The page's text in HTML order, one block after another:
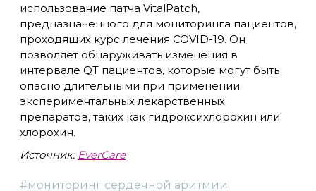
использование патча VitalPatch,
предназначенного для мониторинга пациентов,
проходящих курс лечения COVID-19. Он
позволяет обнаруживать изменения в
интервале QT пациентов, которые могут быть
опасно длительными при применении
экспериментальных лекарственных
препаратов, таких как гидроксихлорохин или
хлорохин.
Источник:EverCare
#мониторинг сердечной аритмии